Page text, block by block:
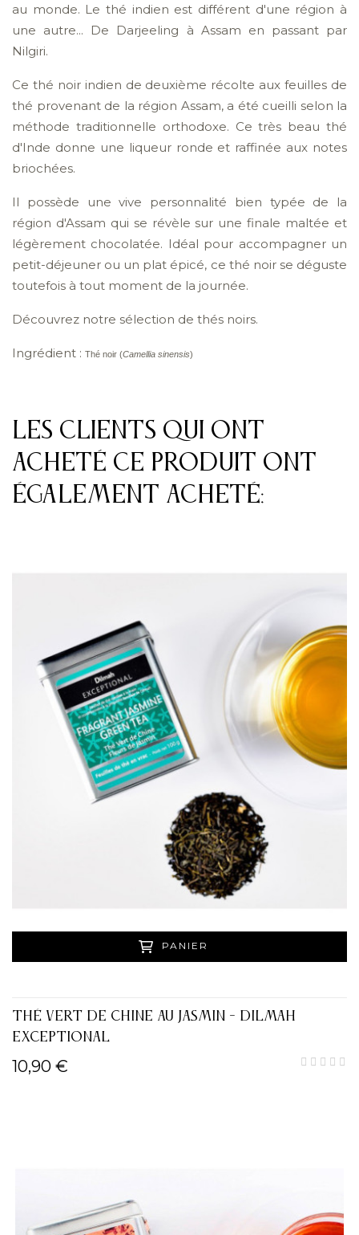
au monde. Le thé indien est différent d'une région à
une autre... De Darjeeling à Assam en passant par
Nilgiri.
Ce thé noir indien de deuxième récolte aux feuilles de
thé provenant de la région Assam, a été cueilli selon la
méthode traditionnelle orthodoxe. Ce très beau thé
d'Inde donne une liqueur ronde et raffinée aux notes
briochées.
Il possède une vive personnalité bien typée de la
région d'Assam qui se révèle sur une finale maltée et
légèrement chocolatée. Idéal pour accompagner un
petit-déjeuner ou un plat épicé, ce thé noir se déguste
toutefois à tout moment de la journée.
Découvrez notre sélection de thés noirs.
Ingrédient : Thé noir (Camellia sinensis)
Les clients qui ont
acheté ce produit ont
également acheté:
PANIER
THÉ VERT DE CHINE AU JASMIN - DILMAH
EXCEPTIONAL
10,90 €